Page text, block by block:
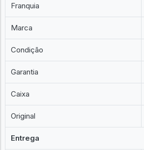
Franquia
Marca
Condição
Garantia
Caixa
Original
Entrega